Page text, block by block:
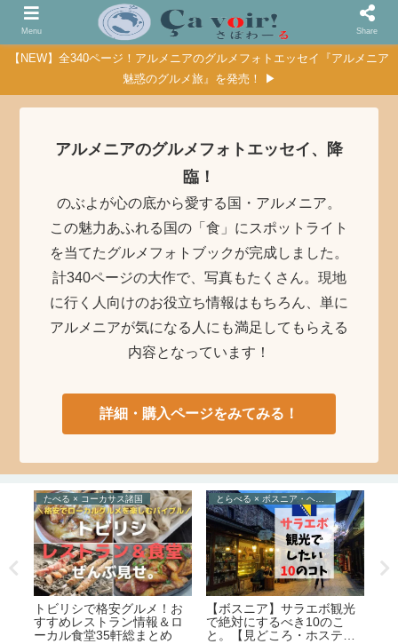
【NEW】全340ページ！アルメニアのグルメフォトエッセイ『アルメニア
魅惑のグルメ旅』を発売！ ▶
アルメニアのグルメフォトエッセイ、降
臨！
のぶよが心の底から愛する国・アルメニア。
この魅力あふれる国の「食」にスポットライト
を当てたグルメフォトブックが完成しました。
計340ページの大作で、写真もたくさん。現地
に行く人向けのお役立ち情報はもちろん、単に
アルメニアが気になる人にも満足してもらえる
内容となっています！
詳細・購入ページをみてみる！
たべる × コーカサス諸国
トビリシで格安グルメ！お
すすめレストラン情報＆ロ
ーカル食堂35軒総まとめ
とらべる × ボスニア・ヘルツェゴビナ
【ボスニア】サラエボ観光
で絶対にするべき10のこ
と。【見どころ・ホステル
Menu Share